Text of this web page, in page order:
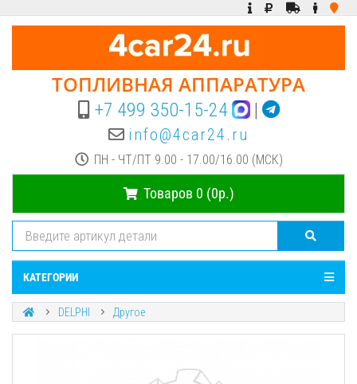
ТОПЛИВНАЯ АППАРАТУРА
+7 499 350-15-24 |
info@4car24.ru
ПН - ЧТ/ПТ 9.00 - 17.00/16.00 (МСК)
Товаров 0 (0р.)
КАТЕГОРИИ
DELPHI Другое